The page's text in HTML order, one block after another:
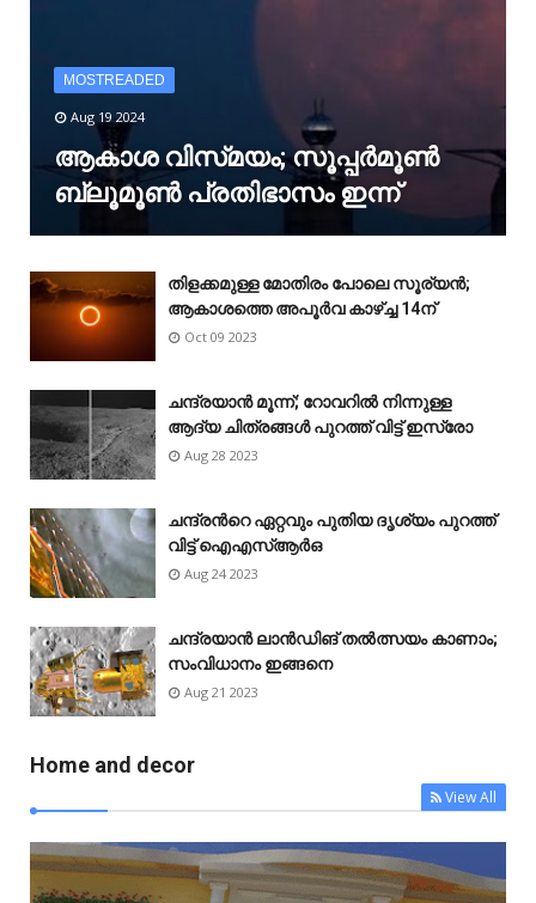
MOSTREADED
Aug 19 2024
ആകാശ വിസ്‌മയം; സൂപ്പർമൂൺ
ബ്ലൂമൂൺ പ്രതിഭാസം ഇന്ന്
തിളക്കമുള്ള മോതിരം പോലെ സൂര്യൻ;
ആകാശത്തെ അപൂർവ കാഴ്‌ച്ച 14ന്
Oct 09 2023
ചന്ദ്രയാൻ മൂന്ന്; റോവറിൽ നിന്നുള്ള
ആദ്യ ചിത്രങ്ങൾ പുറത്ത് വിട്ട് ഇസ്രോ
Aug 28 2023
ചന്ദ്രന്‍റെ ഏറ്റവും പുതിയ ദൃശ്യം പുറത്ത്
വിട്ട് ഐഎസ്ആർഒ
Aug 24 2023
ചന്ദ്രയാൻ ലാൻഡിങ് തൽത്സയം കാണാം;
സംവിധാനം ഇങ്ങനെ
Aug 21 2023
Home and decor
View All